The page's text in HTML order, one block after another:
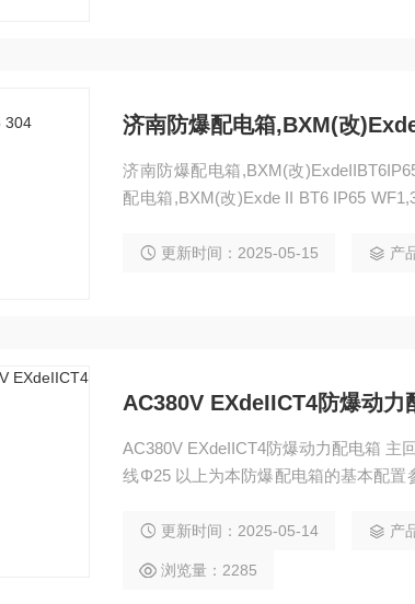
济南防爆配电箱,BXM(改
济南防爆配电箱,BXM(改
配电箱,BXM(改)Exde II BT6 IP65
爆操作箱,,,XGL
更新时间：2025-05-15 产
AC380V EXdeIICT4防爆动力
AC380V EXdeIICT4防爆动力配电箱 主
线Φ25 以上为本防爆配电箱的基本配置
不锈钢材质。
更新时间：2025-05-14 产
浏览量：2285